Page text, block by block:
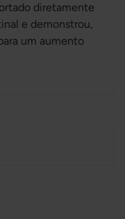
diretamente
e demonstrou,
um aumento